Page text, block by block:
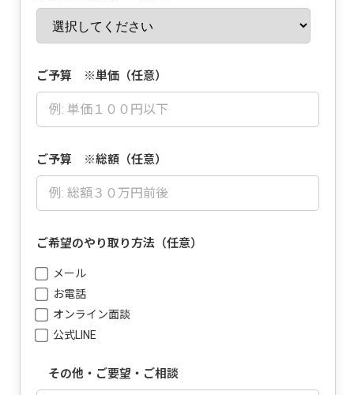
ご予算 ※単価（任意）
ご予算 ※総額（任意）
ご希望のやり取り方法（任意）
メール
お電話
オンライン面談
公式LINE
その他・ご要望・ご相談